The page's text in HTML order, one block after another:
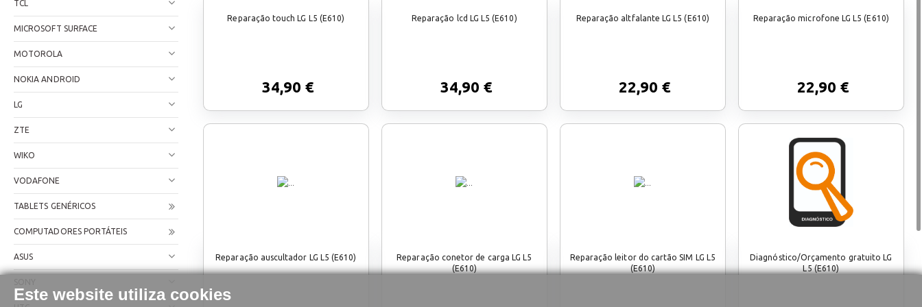
Este website utiliza cookies
TCL
MICROSOFT SURFACE
MOTOROLA
NOKIA ANDROID
LG
ZTE
WIKO
VODAFONE
TABLETS GENÉRICOS
COMPUTADORES PORTÁTEIS
ASUS
Reparação touch LG L5 (E610)
34,90 €
Reparação lcd LG L5 (E610)
34,90 €
Reparação altfalante LG L5 (E610)
22,90 €
Reparação microfone LG L5 (E610)
22,90 €
Reparação auscultador LG L5 (E610)
Reparação conetor de carga LG L5
(E610)
Reparação leitor do cartão SIM LG L5
(E610)
Diagnóstico/Orçamento gratuito LG
L5 (E610)